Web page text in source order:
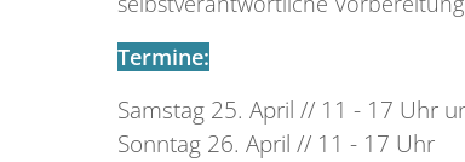
Termine:
Samstag 25. April // 11 - 17 Uhr
Sonntag 26. April // 11 - 17 Uhr